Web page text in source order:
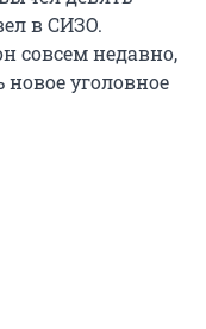
в СИЗО.
совсем недавно,
новое уголовное